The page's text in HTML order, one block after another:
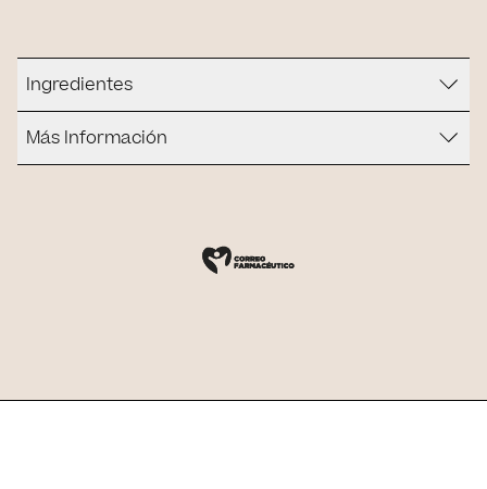
Ingredientes
Más Información